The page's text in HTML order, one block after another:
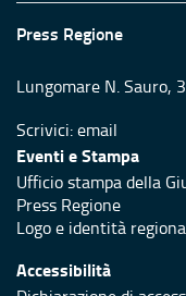
Press Regione
Lungomare N. Sauro,
Scrivici:email
Eventi e Stampa
Ufficio stampa della
Press Regione
Logo e identità
Accessibilità